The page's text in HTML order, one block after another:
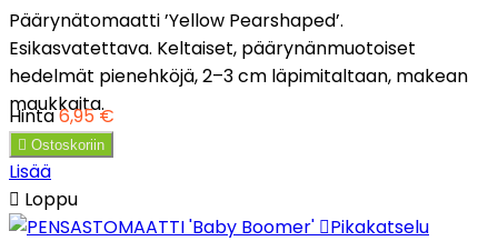
Päärynätomaatti ’Yellow Pearshaped’.
Esikasvatettava. Keltaiset, päärynänmuotoiset
hedelmät pienehköjä, 2–3 cm läpimitaltaan, makean
maukkaita.
Hinta6,95 €
 Ostoskoriin
Lisää
 Loppu
Pikakatselu